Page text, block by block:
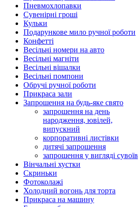
Пневмохлопавки
Сувенірні гроші
Кульки
Подарункове мило ручної роботи
Конфетті
Весільні номери на авто
Весільні магніти
Весільні вішалки
Весільні помпони
Обручі ручної роботи
Прикраса зали
Запрошення на будь-яке свято
запрошення на день
народження, ювілей,
випускний
корпоративні листівки
дитячі запрошення
запрошення у вигляді сувоїв
Вінчальні хустки
Скриньки
Фотоколажі
Холодний вогонь для торта
Прикраса на машину